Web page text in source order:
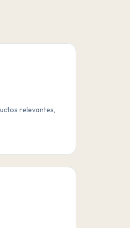
relevantes,